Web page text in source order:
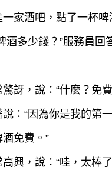
家酒吧，點了一杯
酒多少錢？”服務員回
訝，說：“什麼？免
：“因為你是我的第
免費。”
興，說：“哇，太棒